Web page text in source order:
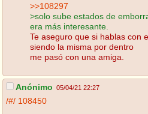
>>108297
>solo sube estados de
era más interesante.
Te aseguro que si hablas con
siendo la misma por dentro
me pasó con una amiga.
Anónimo 05/04/21 22:27
/#/ 108450